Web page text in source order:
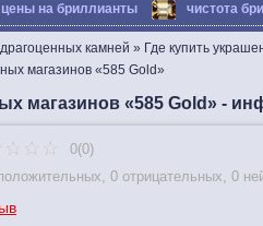
цены на бриллианты чистота
камней » Где купить
магазинов «585 Gold»
магазинов «585 Gold» -
0(0)
, 0 отрицательных, 0